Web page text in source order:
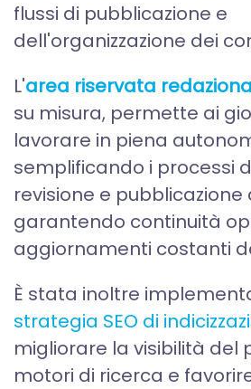
flussi di pubblicazione e
dell'organizzazione dei
L'area riservata
su misura, permette ai
lavorare in piena
semplificando i processi
revisione e pubblicazione
garantendo continuità
aggiornamenti costanti
È stata inoltre
strategia SEO di
migliorare la visibilità del
motori di ricerca e